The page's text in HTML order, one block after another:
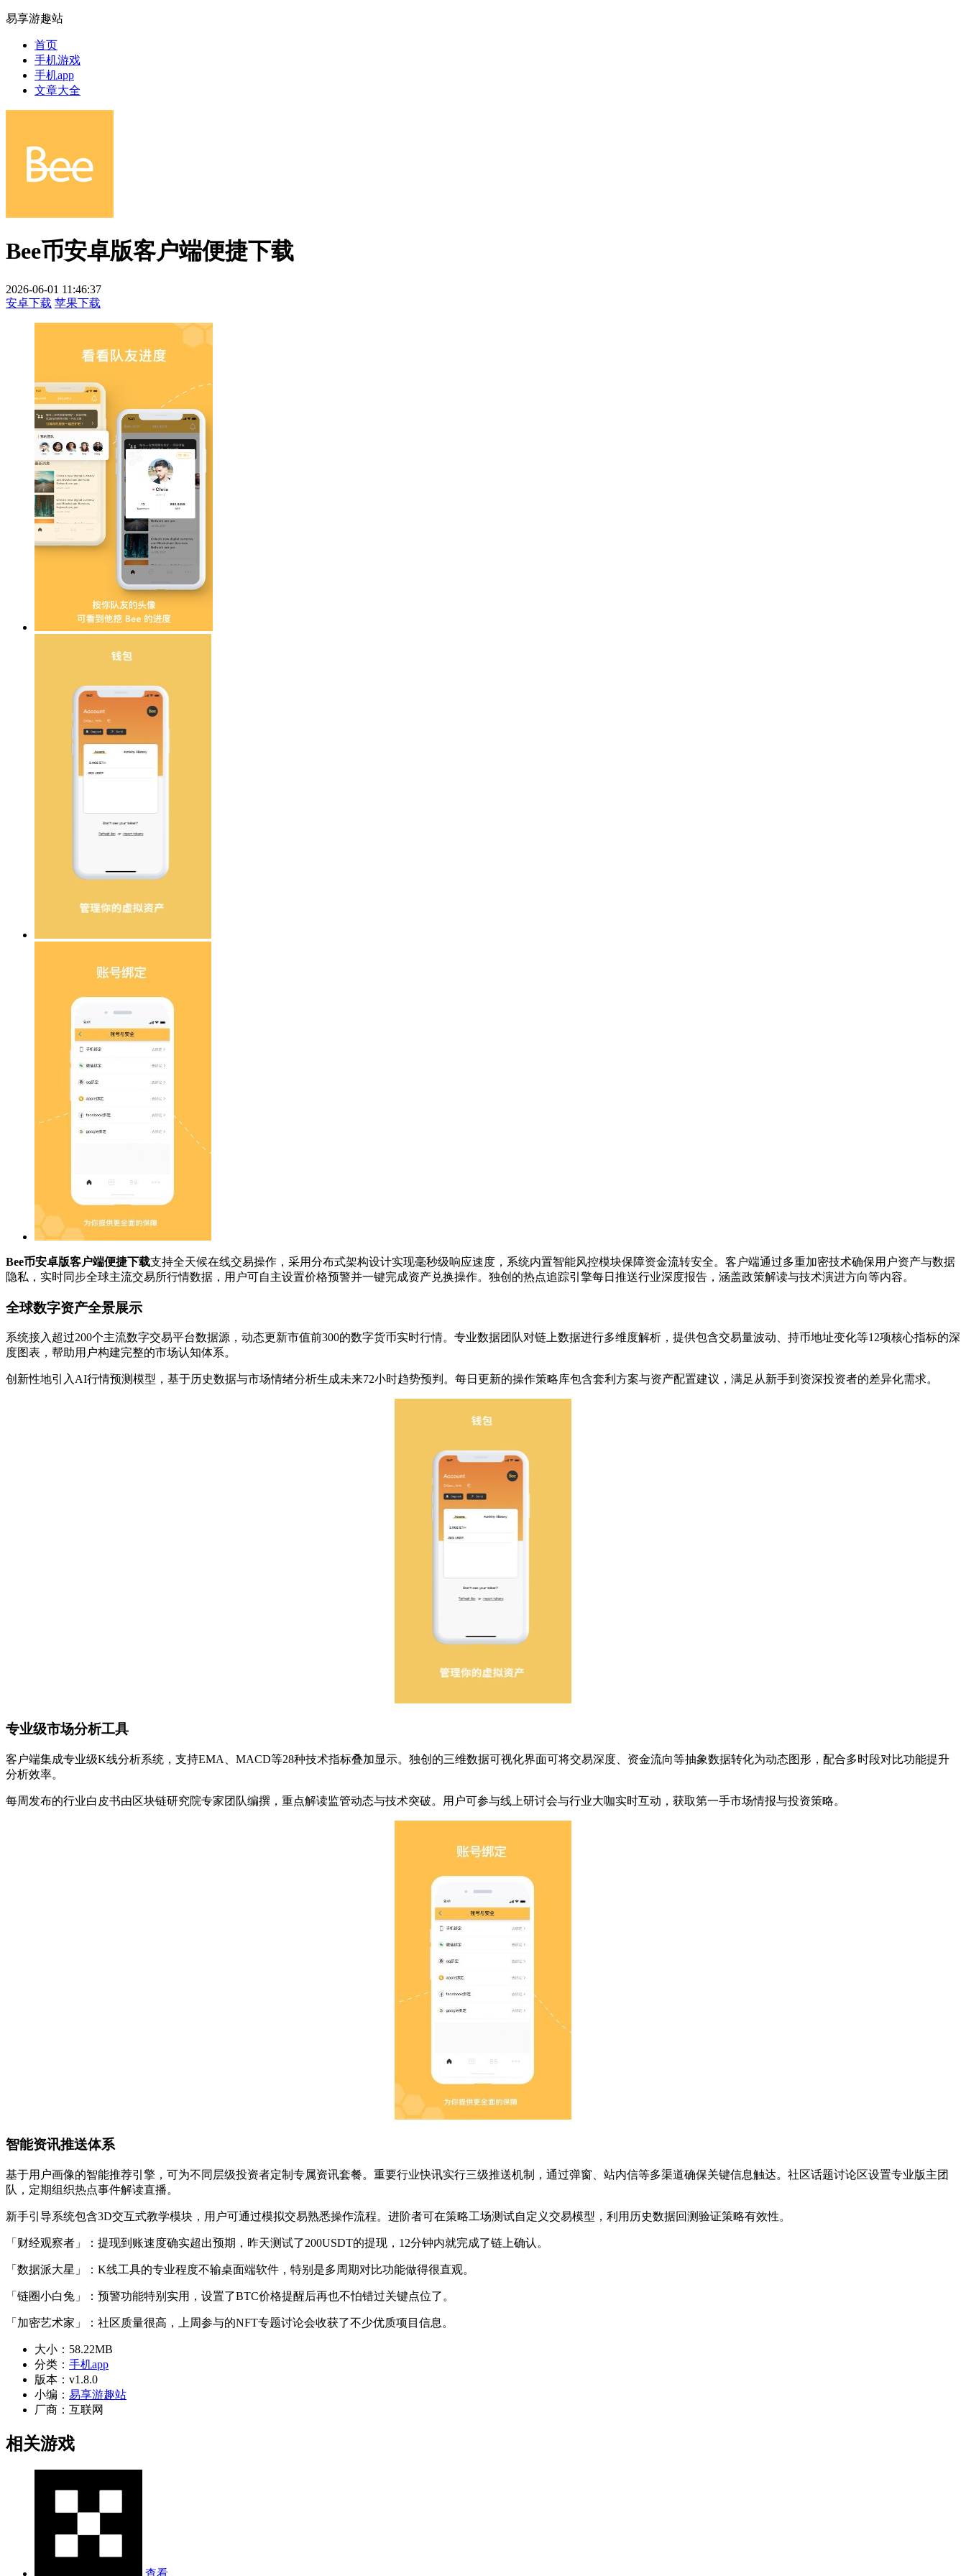
易享游趣站
首页
手机游戏
手机app
文章大全
Bee币安卓版客户端便捷下载
2026-06-01 11:46:37
安卓下载 苹果下载
Bee币安卓版客户端便捷下载支持全天候在线交易操作，采用分布式架构设计实现毫秒级响应速度，系统内置智能风控模块保障资金流转安全。客户端通过多重加密技术确保用户资产与数据
隐私，实时同步全球主流交易所行情数据，用户可自主设置价格预警并一键完成资产兑换操作。独创的热点追踪引擎每日推送行业深度报告，涵盖政策解读与技术演进方向等内容。
全球数字资产全景展示
系统接入超过200个主流数字交易平台数据源，动态更新市值前300的数字货币实时行情。专业数据团队对链上数据进行多维度解析，提供包含交易量波动、持币地址变化等12项核心指标的深
度图表，帮助用户构建完整的市场认知体系。
创新性地引入AI行情预测模型，基于历史数据与市场情绪分析生成未来72小时趋势预判。每日更新的操作策略库包含套利方案与资产配置建议，满足从新手到资深投资者的差异化需求。
专业级市场分析工具
客户端集成专业级K线分析系统，支持EMA、MACD等28种技术指标叠加显示。独创的三维数据可视化界面可将交易深度、资金流向等抽象数据转化为动态图形，配合多时段对比功能提升
分析效率。
每周发布的行业白皮书由区块链研究院专家团队编撰，重点解读监管动态与技术突破。用户可参与线上研讨会与行业大咖实时互动，获取第一手市场情报与投资策略。
智能资讯推送体系
基于用户画像的智能推荐引擎，可为不同层级投资者定制专属资讯套餐。重要行业快讯实行三级推送机制，通过弹窗、站内信等多渠道确保关键信息触达。社区话题讨论区设置专业版主团
队，定期组织热点事件解读直播。
新手引导系统包含3D交互式教学模块，用户可通过模拟交易熟悉操作流程。进阶者可在策略工场测试自定义交易模型，利用历史数据回测验证策略有效性。
「财经观察者」：提现到账速度确实超出预期，昨天测试了200USDT的提现，12分钟内就完成了链上确认。
「数据派大星」：K线工具的专业程度不输桌面端软件，特别是多周期对比功能做得很直观。
「链圈小白兔」：预警功能特别实用，设置了BTC价格提醒后再也不怕错过关键点位了。
「加密艺术家」：社区质量很高，上周参与的NFT专题讨论会收获了不少优质项目信息。
大小： 58.22MB
分类： 手机app
版本： v1.8.0
小编： 易享游趣站
厂商： 互联网
相关游戏
查看